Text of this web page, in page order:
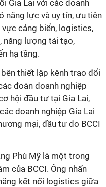
Gia Lai với các doanh
năng lực và uy tín, ưu tiên
cảng biển, logistics,
năng lượng tái tạo,
hạ tầng.
thiết lập kênh trao đổi
đoàn doanh nghiệp
hội đầu tư tại Gia Lai,
doanh nghiệp Gia Lai
mại, đầu tư do BCCI
Phù Mỹ là một trong
của BCCI. Ông nhấn
kết nối logistics giữa